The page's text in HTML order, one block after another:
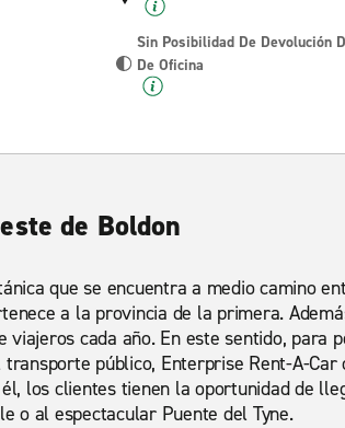
Sin Posibilidad De Devolución
De Oficina
de Boldon
que se encuentra a medio camino
a la provincia de la primera.
cada año. En este sentido, para
público, Enterprise Rent-A-
los clientes tienen la oportunidad de
o al espectacular Puente del Tyne.